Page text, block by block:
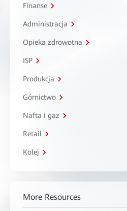
Finanse
Administracja
Opieka zdrowotna
ISP
Produkcja
Górnictwo
Nafta i gaz
Retail
Kolej
More Resources